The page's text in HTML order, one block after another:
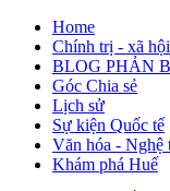
Home
Chính trị - xã hội
BLOG PHẢN
Góc Chia sẻ
Lịch sử
Sự kiện Quốc tế
Văn hóa - Nghệ
Khám phá Huế